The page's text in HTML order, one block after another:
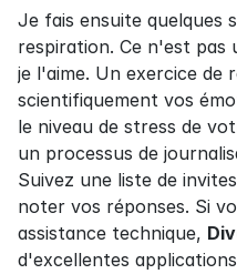
Je fais ensuite quelques
respiration. Ce n'est pas
je l'aime. Un exercice de
scientifiquement vos
le niveau de stress de
un processus de
Suivez une liste de
noter vos réponses. Si
assistance technique,
d'excellentes